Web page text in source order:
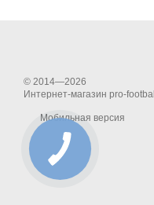
© 2014—2026
Интернет-магазин pro-football
Мобильная версия